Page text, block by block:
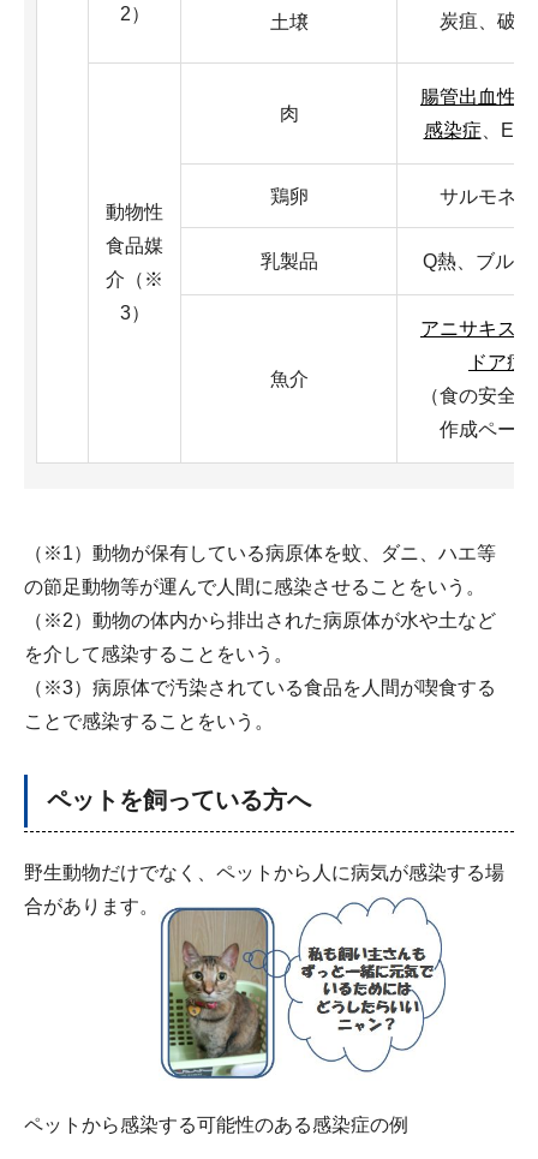
2） 土壌 炭疽、破
動物性
食品媒
介（※
3）
肉
腸管出血性
感染症 、E
鶏卵 サルモネ
乳製品 Q熱、ブルセ
魚介
アニサキス症
ドア症
（食の安全
作成ペー
（※1）動物が保有している病原体を蚊、ダニ、ハエ等
の節足動物等が運んで人間に感染させることをいう。
（※2）動物の体内から排出された病原体が水や土など
を介して感染することをいう。
（※3）病原体で汚染されている食品を人間が喫食する
ことで感染することをいう。
ペットを飼っている方へ
野生動物だけでなく、ペットから人に病気が感染する場
合があります。
ペットから感染する可能性のある感染症の例